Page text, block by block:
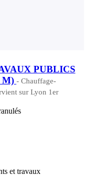
PUBLICS
M) - Chauffage-
sur Lyon 1er
et travaux